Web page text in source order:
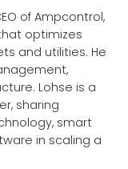
of Ampcontrol,
optimizes
and utilities. He
Lohse is a
sharing
smart
in scaling a